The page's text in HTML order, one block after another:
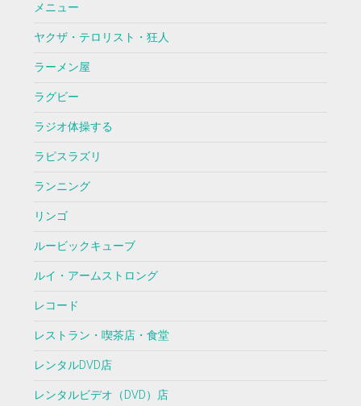
メニュー
ヤクザ・テロリスト・狂人
ラーメン屋
ラグビー
ラジオ体操する
ラピスラズリ
ランニング
リンゴ
ルービックキューブ
ルイ・アームストロング
レコード
レストラン・喫茶店・食堂
レンタルDVD店
レンタルビデオ（DVD）店